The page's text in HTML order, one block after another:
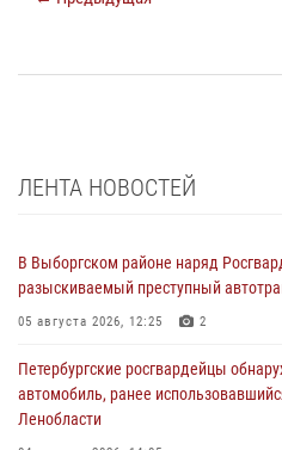
ЛЕНТА НОВОСТЕЙ
В Выборгском районе наряд
разыскиваемый преступный
05 августа 2026, 12:25 2
Петербургские росгвардейцы
автомобиль, ранее
Ленобласти